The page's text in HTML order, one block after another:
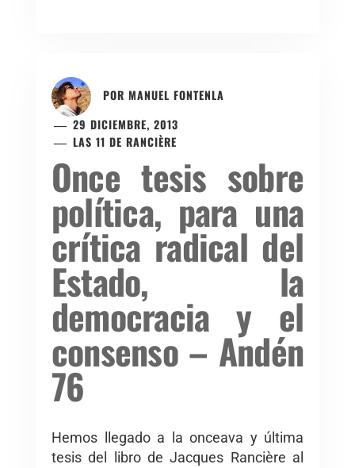
POR MANUEL FONTENLA
29 DICIEMBRE, 2013
LAS 11 DE RANCIÈRE
Once tesis sobre
política, para una
crítica radical del
Estado, la
democracia y el
consenso – Andén
76
Hemos llegado a la onceava y última
tesis del libro de Jacques Rancière al